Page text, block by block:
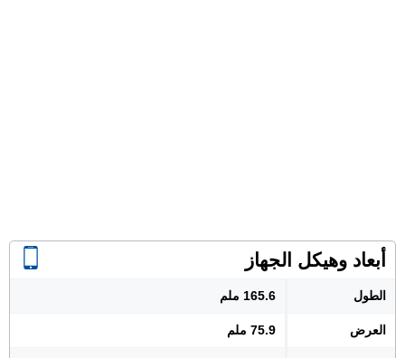
أبعاد وهيكل الجهاز
الطول 165.6 ملم
العرض 75.9 ملم